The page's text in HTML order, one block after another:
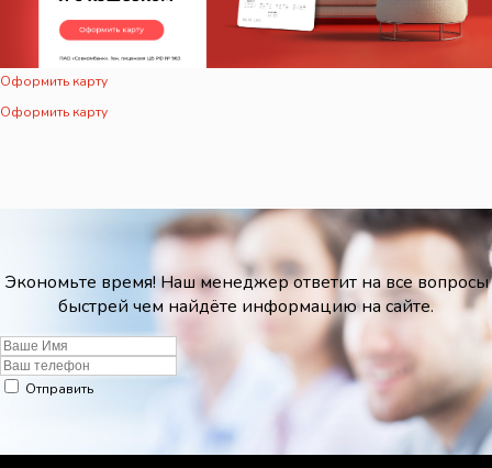
Оформить карту
Оформить карту
Экономьте время! Наш менеджер ответит на все вопросы
быстрей чем найдёте информацию на сайте.
Отправить